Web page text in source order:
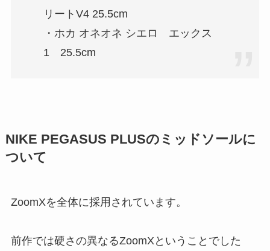
リートV4 25.5cm
・ホカ オネオネ シエロ エックス
1 25.5cm
NIKE PEGASUS PLUSのミッドソールに
ついて
ZoomXを全体に採用されています。
前作では硬さの異なるZoomXということでした